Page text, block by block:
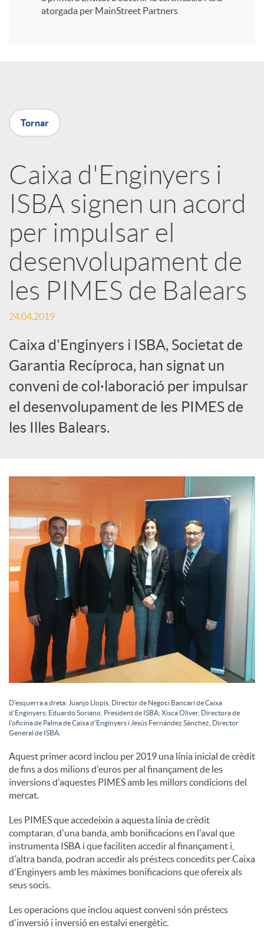
X
a
r
x
e
s
S
o
c
i
a
l
s
atorgada per MainStreet Partners
Tornar
Caixa d'Enginyers i
ISBA signen un acord
per impulsar el
desenvolupament de
les PIMES de Balears
24.04.2019
Caixa d'Enginyers i ISBA, Societat de
Garantia Recíproca, han signat un
conveni de col·laboració per impulsar
el desenvolupament de les PIMES de
les Illes Balears.
D'esquerra a dreta: Juanjo Llopis, Director de Negoci Bancari de Caixa
d'Enginyers; Eduardo Soriano, President de ISBA; Xisca Oliver, Directora de
l'oficina de Palma de Caixa d'Enginyers i Jesús Fernández Sánchez, Director
General de ISBA.
Aquest primer acord inclou per 2019 una línia inicial de crèdit
de fins a dos milions d'euros per al finançament de les
inversions d'aquestes PIMES amb les millors condicions del
mercat.
Les PIMES que accedeixin a aquesta línia de crèdit
comptaran, d'una banda, amb bonificacions en l'aval que
instrumenta ISBA i que faciliten accedir al finançament i,
d'altra banda, podran accedir als préstecs concedits per Caixa
d'Enginyers amb les màximes bonificacions que ofereix als
seus socis.
Les operacions que inclou aquest conveni són préstecs
d'inversió i inversió en estalvi energètic.